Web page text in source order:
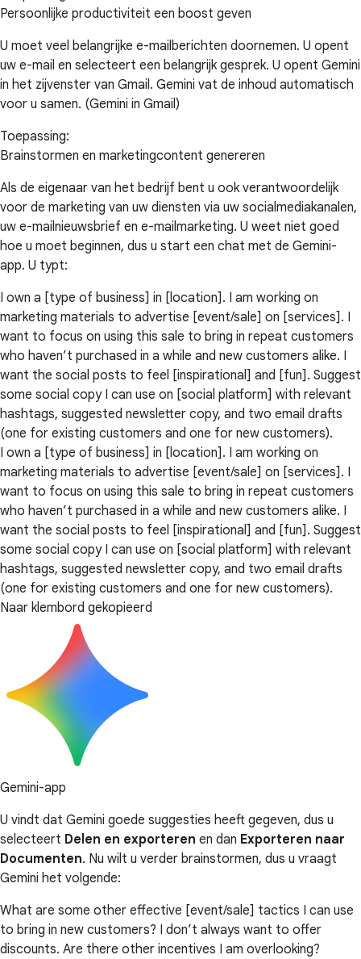
Persoonlijke productiviteit een boost geven
U moet veel belangrijke e-mailberichten doornemen. U opent
uw e-mail en selecteert een belangrijk gesprek. U opent Gemini
in het zijvenster van Gmail. Gemini vat de inhoud automatisch
voor u samen. (Gemini in Gmail)
Toepassing:
Brainstormen en marketingcontent genereren
Als de eigenaar van het bedrijf bent u ook verantwoordelijk
voor de marketing van uw diensten via uw socialmediakanalen,
uw e-mailnieuwsbrief en e-mailmarketing. U weet niet goed
hoe u moet beginnen, dus u start een chat met de Gemini-
app. U typt:
I own a [type of business] in [location]. I am working on
marketing materials to advertise [event/sale] on [services]. I
want to focus on using this sale to bring in repeat customers
who haven’t purchased in a while and new customers alike. I
want the social posts to feel [inspirational] and [fun]. Suggest
some social copy I can use on [social platform] with relevant
hashtags, suggested newsletter copy, and two email drafts
(one for existing customers and one for new customers).
I own a [type of business] in [location]. I am working on
marketing materials to advertise [event/sale] on [services]. I
want to focus on using this sale to bring in repeat customers
who haven’t purchased in a while and new customers alike. I
want the social posts to feel [inspirational] and [fun]. Suggest
some social copy I can use on [social platform] with relevant
hashtags, suggested newsletter copy, and two email drafts
(one for existing customers and one for new customers).
Naar klembord gekopieerd
Gemini-app
U vindt dat Gemini goede suggesties heeft gegeven, dus u
selecteert Delen en exporteren en dan Exporteren naar
Documenten. Nu wilt u verder brainstormen, dus u vraagt
Gemini het volgende:
What are some other effective [event/sale] tactics I can use
to bring in new customers? I don’t always want to offer
discounts. Are there other incentives I am overlooking?